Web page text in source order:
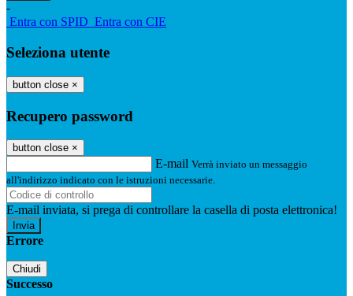
-
Entra con SPID Entra con CIE
Seleziona utente
button close ×
Recupero password
button close ×
E-mail Verrà inviato un messaggio
all'indirizzo indicato con le istruzioni necessarie.
E-mail inviata, si prega di controllare la casella di posta elettronica!
Errore
Chiudi
Successo